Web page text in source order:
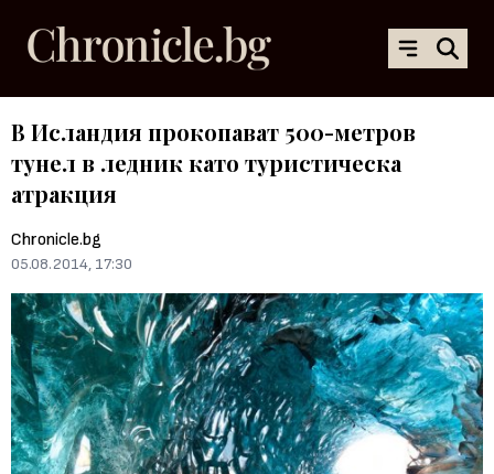
В Исландия прокопават 500-метров
тунел в ледник като туристическа
атракция
Chronicle.bg
05.08.2014, 17:30